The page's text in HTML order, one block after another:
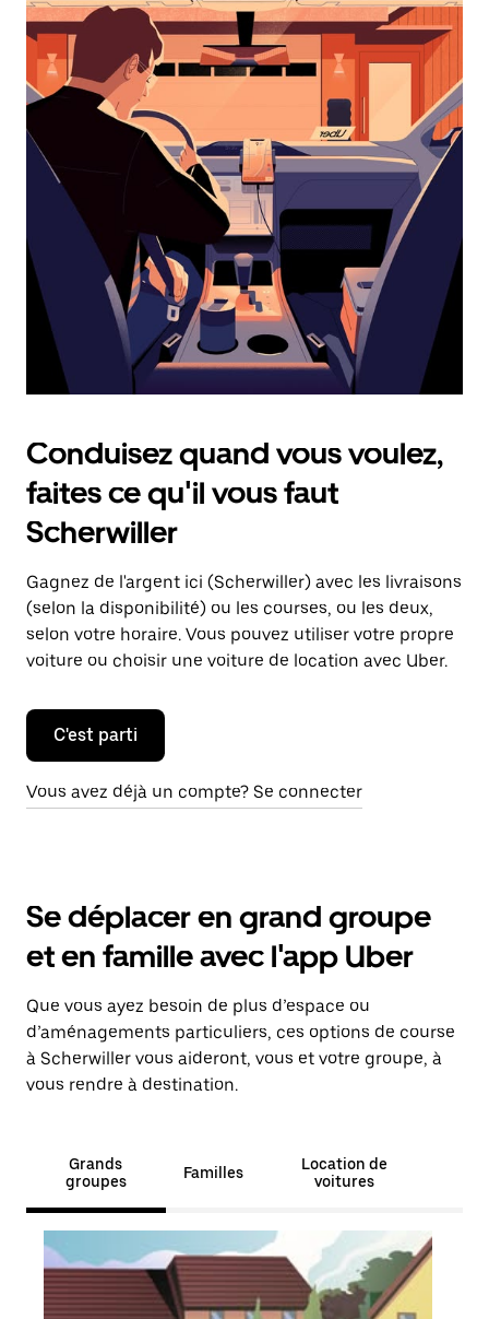
interagir
avec
calendrier
et
sélectionner
une
date.
Appuyez
d'échappement
pour
fermer
calendrier.
Conduisez quand vous voulez,
faites ce qu'il vous faut
Scherwiller
Gagnez de l'argent ici (Scherwiller) avec les livraisons
(selon la disponibilité) ou les courses, ou les deux,
selon votre horaire. Vous pouvez utiliser votre propre
voiture ou choisir une voiture de location avec Uber.
C'est parti
Vous avez déjà un compte? Se connecter
Se déplacer en grand groupe
et en famille avec l'app Uber
Que vous ayez besoin de plus d’espace ou
d’aménagements particuliers, ces options de course
à Scherwiller vous aideront, vous et votre groupe, à
vous rendre à destination.
Grands
groupes
Familles
Location de
voitures